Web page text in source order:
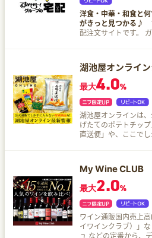
洋食・中華・和食と
がきっと見つかる♪
配注文サイトです。
店舗から弊社配達員
新規会員登録で
※配達エリアはすかい
ください。
湖池屋オンライ
最大4.0%
湖池屋オンラインは
げたてのポテトチッ
直送便」や、ここで
く出ることも特徴！
直送便」生産から3日
テチ。600万食を突破
の人気商品です♪ 日
豊富に取り揃えてお
い上げで送料無料♪
My Wine CLUB
最大2.0%
ワイン通販国内売上
イワインクラブ）」
ュ などの定番から、